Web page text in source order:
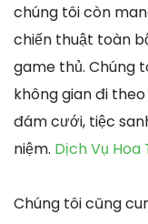
chúng tôi còn
chiến thuật toàn
game thủ. Chúng
không gian đi
đám cưới, tiệc
niệm. Dịch Vụ Hoa
Chúng tôi cũng